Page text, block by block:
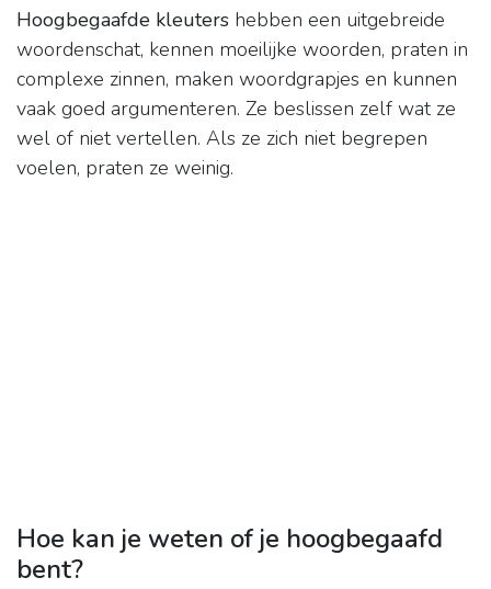
Hoogbegaafde kleuters hebben een uitgebreide
woordenschat, kennen moeilijke woorden, praten in
complexe zinnen, maken woordgrapjes en kunnen
vaak goed argumenteren. Ze beslissen zelf wat ze
wel of niet vertellen. Als ze zich niet begrepen
voelen, praten ze weinig.
Hoe kan je weten of je hoogbegaafd
bent?